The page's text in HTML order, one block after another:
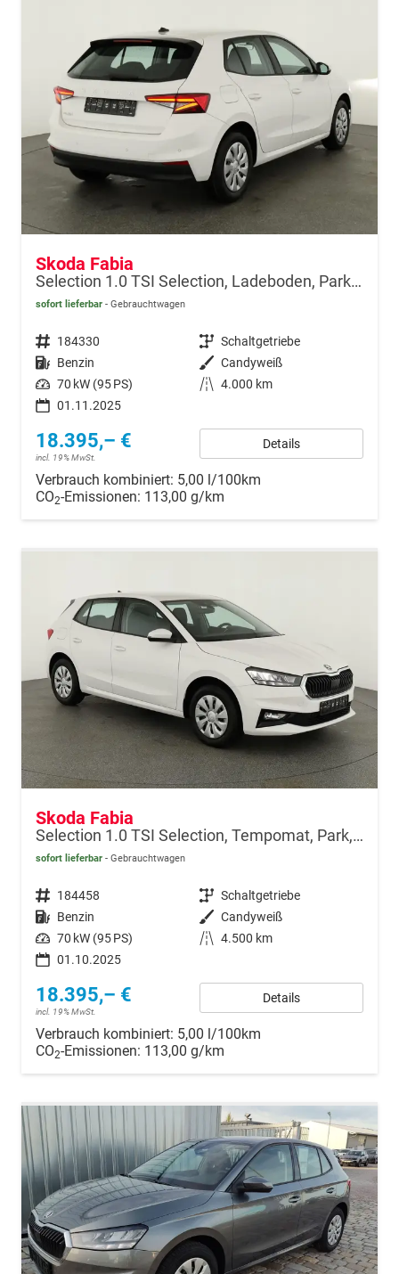
Skoda Fabia
Selection 1.0 TSI Selection, Ladeboden, Park, Winterpaket, SmartLink, 4-J Garantie
sofort lieferbar Gebrauchtwagen
Fahrzeugnr. 184330 Getriebe Schaltgetriebe
Kraftstoff Benzin Außenfarbe Candyweiß
Leistung 70 kW (95 PS) Kilometerstand 4.000 km
01.11.2025
18.395,– €
incl. 19% MwSt.
Details
Verbrauch kombiniert: 5,00 l/100km
CO2-Emissionen: 113,00 g/km
Skoda Fabia
Selection 1.0 TSI Selection, Tempomat, Park, Winterpaket, SmartLink, 4-J Garantie
sofort lieferbar Gebrauchtwagen
Fahrzeugnr. 184458 Getriebe Schaltgetriebe
Kraftstoff Benzin Außenfarbe Candyweiß
Leistung 70 kW (95 PS) Kilometerstand 4.500 km
01.10.2025
18.395,– €
incl. 19% MwSt.
Details
Verbrauch kombiniert: 5,00 l/100km
CO2-Emissionen: 113,00 g/km